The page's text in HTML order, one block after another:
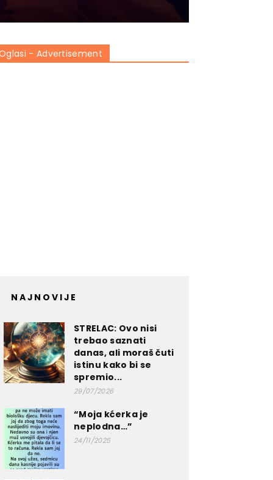
- Advertisement
NAJNOVIJE
STRELAC: Ovo nisi
trebao saznati
danas, ali moraš čuti
istinu kako bi se
spremio...
29/07/2026
“Moja kćerka je
neplodna…”
24/11/2025